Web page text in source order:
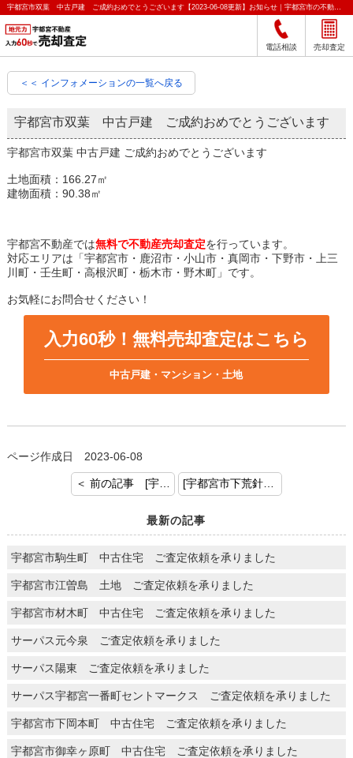
宇都宮市双葉 中古戸建 ご成約おめでとうございます【2023-06-08更新】お知らせ｜宇都宮市の不動産をクイック売却査定｜宇都宮不動産
電話相談 売却査定
＜＜ インフォメーションの一覧へ戻る
宇都宮市双葉 中古戸建 ご成約おめでとうございます
宇都宮市双葉 中古戸建 ご成約おめでとうございます
土地面積：166.27㎡
建物面積：90.38㎡
宇都宮不動産では無料で不動産売却査定を行っています。
対応エリアは「宇都宮市・鹿沼市・小山市・真岡市・下野市・上三
川町・壬生町・高根沢町・栃木市・野木町」です。
お気軽にお問合せください！
入力60秒！無料売却査定はこちら
中古戸建・マンション・土地
ページ作成日 2023-06-08
＜ 前の記事 [宇都宮市下栗町 土地付建物 ご契約おめでとうございます] [宇都宮市下荒針町 土地 ご売却のご依頼を頂きましてありがとうございます] 次の記事 ＞
最新の記事
宇都宮市駒生町 中古住宅 ご査定依頼を承りました
宇都宮市江曽島 土地 ご査定依頼を承りました
宇都宮市材木町 中古住宅 ご査定依頼を承りました
サーパス元今泉 ご査定依頼を承りました
サーパス陽東 ご査定依頼を承りました
サーパス宇都宮一番町セントマークス ご査定依頼を承りました
宇都宮市下岡本町 中古住宅 ご査定依頼を承りました
宇都宮市御幸ヶ原町 中古住宅 ご査定依頼を承りました